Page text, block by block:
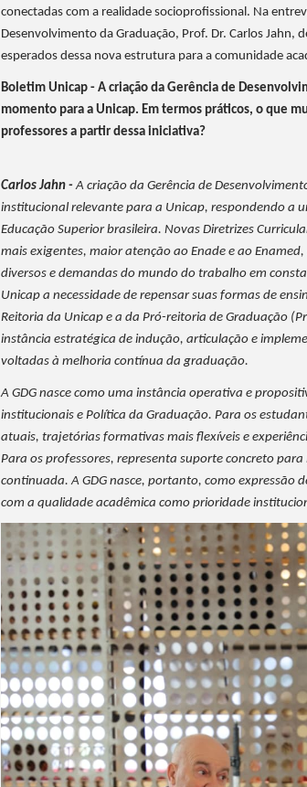
conectadas com a realidade socioprofissional. Na
Desenvolvimento da Graduação, Prof. Dr. Carlos Jahn,
esperados dessa nova estrutura para a comunidade
Boletim Unicap - A criação da Gerência de
momento para a Unicap. Em termos práticos, o que
professores a partir dessa iniciativa?
Carlos Jahn - A criação da Gerência de
institucional relevante para a Unicap, respondendo a
Educação Superior brasileira. Novas Diretrizes
mais exigentes, maior atenção ao Enade e ao
diversos e demandas do mundo do trabalho em
Unicap a necessidade de repensar suas formas de
Reitoria da Unicap e a da Pró-reitoria de Graduação
instância estratégica de indução, articulação e
voltadas à melhoria contínua da graduação.
A GDG nasce como uma instância operativa e
institucionais e Política da Graduação. Para os
atuais, trajetórias formativas mais flexíveis e
Para os professores, representa suporte concreto
continuada. A GDG nasce, portanto, como expressão
com a qualidade acadêmica como prioridade